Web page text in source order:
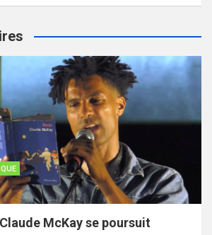
McKay se poursuit